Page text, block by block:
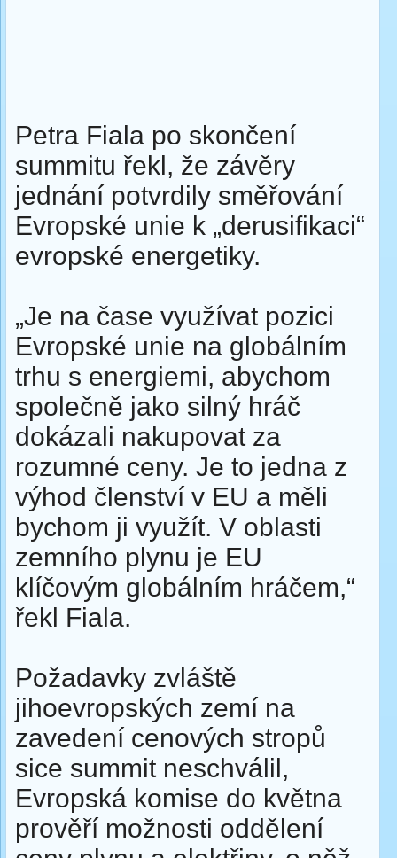
Petra Fiala po skončení
summitu řekl, že závěry
jednání potvrdily směřování
Evropské unie k „derusifikaci“
evropské energetiky.
„Je na čase využívat pozici
Evropské unie na globálním
trhu s energiemi, abychom
společně jako silný hráč
dokázali nakupovat za
rozumné ceny. Je to jedna z
výhod členství v EU a měli
bychom ji využít. V oblasti
zemního plynu je EU
klíčovým globálním hráčem,“
řekl Fiala.
Požadavky zvláště
jihoevropských zemí na
zavedení cenových stropů
sice summit neschválil,
Evropská komise do května
prověří možnosti oddělení